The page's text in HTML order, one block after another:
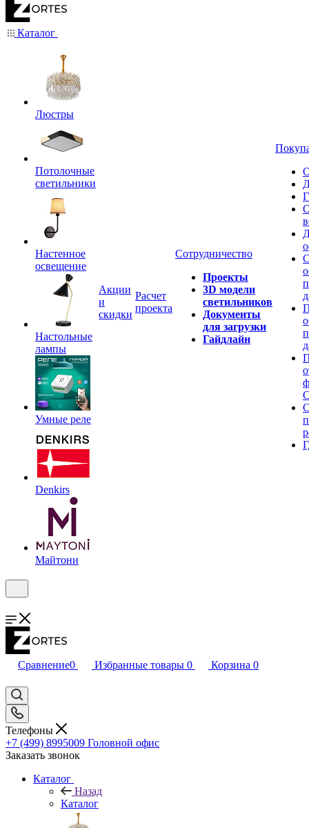
Каталог
Люстры
Потолочные
светильники
Настенное
освещение
Настольные
лампы
Умные реле
Denkirs
Майтони
Акции
и
скидки
Расчет
проекта
Сотрудничество
Проекты
3D модели
светильников
Документы
для загрузки
Гайдлайн
Сравнение0 Избранные товары 0 Корзина 0
Телефоны
+7 (499) 8995009 Головной офис
Заказать звонок
Каталог
Назад
Каталог